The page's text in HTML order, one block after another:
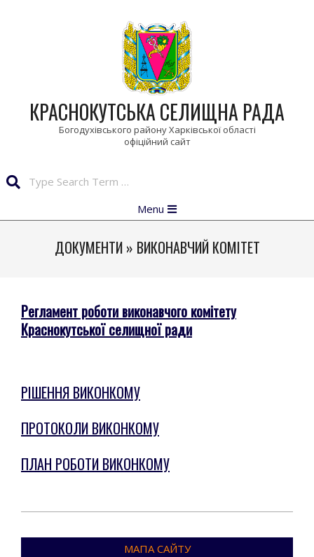
КРАСНОКУТСЬКА СЕЛИЩНА РАДА
Богодухівського району Харківської області
Navigation
Menu
ДОКУМЕНТИ » ВИКОНАВЧИЙ КОМІТЕТ
Регламент роботи виконавчого комітету
Краснокутської селищної ради
РІШЕННЯ ВИКОНКОМУ
ПРОТОКОЛИ ВИКОНКОМУ
ПЛАН РОБОТИ ВИКОНКОМУ
09-
МАПА САЙТУ